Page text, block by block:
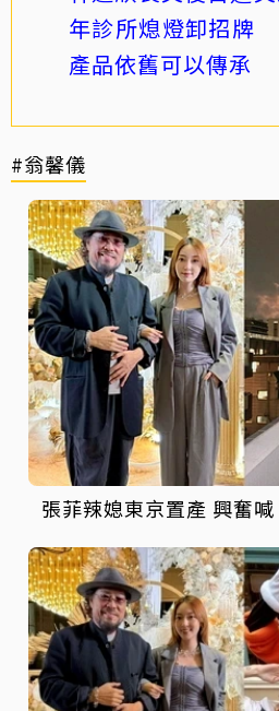
年診所熄燈卸招牌
產品依舊可以傳承
#翁馨儀
張菲辣媳東京置產 興奮喊